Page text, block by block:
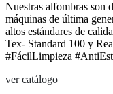
Nuestras alfombras son
máquinas de última
altos estándares de
Tex- Standard 100 y
#FácilLimpieza
ver catálogo